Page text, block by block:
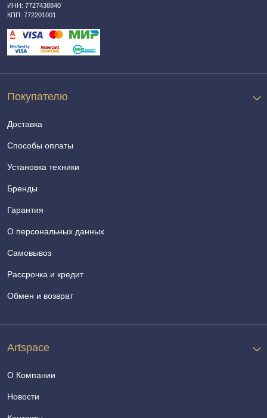
ИНН: 7727438840
КПП: 772201001
Покупателю
Доставка
Способы оплаты
Установка техники
Бренды
Гарантия
О персональных данных
Самовывоз
Рассрочка и кредит
Обмен и возврат
Artspace
О Компании
Новости